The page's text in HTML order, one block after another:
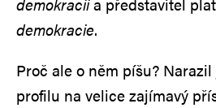
demokracie.
Proč ale o něm píšu?
profilu na velice zajímavý